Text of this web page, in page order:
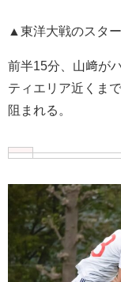
▲東洋大戦のスタ
前半15分、山﨑が
ティエリア近くま
阻まれる。